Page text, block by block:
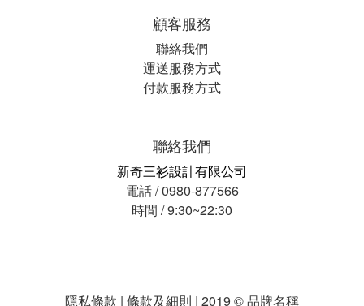
顧客服務
聯絡我們
運送服務方式
付款服務方式
聯絡我們
新奇三衫設計有限公司
電話 / 0980-877566
時間 / 9:30~22:30
隱私條款 | 條款及細則 | 2019 © 品牌名稱